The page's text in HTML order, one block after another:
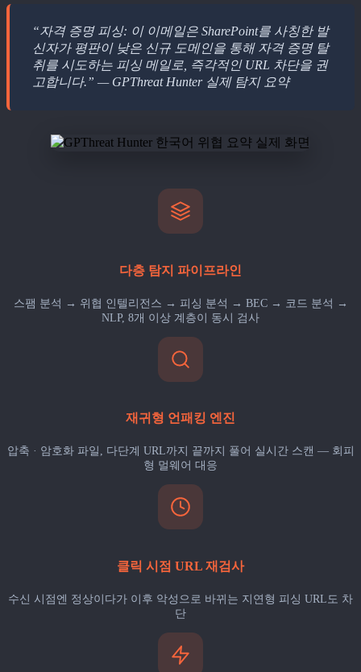
“자격 증명 피싱: 이 이메일은 SharePoint를 사칭한 발
신자가 평판이 낮은 신규 도메인을 통해 자격 증명 탈
취를 시도하는 피싱 메일로, 즉각적인 URL 차단을 권
고합니다.” — GPThreat Hunter 실제 탐지 요약
다층 탐지 파이프라인
스팸 분석 → 위협 인텔리전스 → 피싱 분석 → BEC → 코드 분석 →
NLP, 8개 이상 계층이 동시 검사
재귀형 언패킹 엔진
압축 · 암호화 파일, 다단계 URL까지 끝까지 풀어 실시간 스캔 — 회피
형 멀웨어 대응
클릭 시점 URL 재검사
수신 시점엔 정상이다가 이후 악성으로 바뀌는 지연형 피싱 URL도 차
단